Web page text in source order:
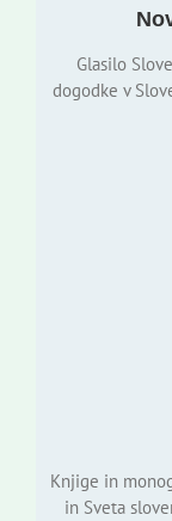
Glasilo
dogodke v
Knjige in
in Sveta